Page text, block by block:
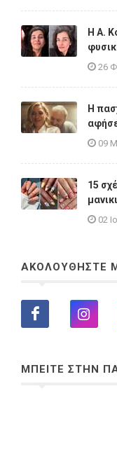
Η A.
26
Η
09
15
02
ΑΚΟΛΟΥΘΗΣΤΕ
ΜΠΕΙΤΕ ΣΤΗΝ